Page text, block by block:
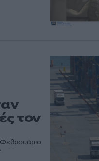
τον
Φεβρουάριο